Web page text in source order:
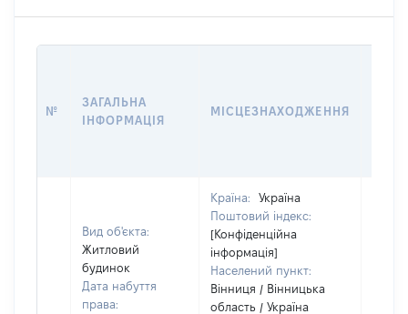
№
ЗАГАЛЬНА
ІНФОРМАЦІЯ
МІСЦЕЗНАХОДЖЕННЯ
Вид об'єкта:
Житловий
будинок
Дата набуття
права:
Країна:
Україна
Поштовий індекс:
[Конфіденційна
інформація]
Населений пункт:
Вінниця / Вінницька
область / Україна